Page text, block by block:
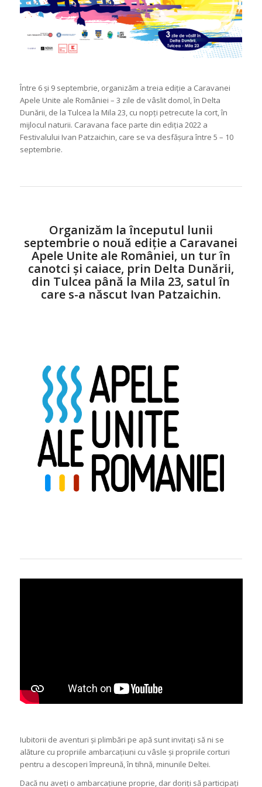
Între 6 și 9 septembrie, organizăm a treia ediție a Caravanei
Apele Unite ale României – 3 zile de vâslit domol, în Delta
Dunării, de la Tulcea la Mila 23, cu nopți petrecute la cort, în
mijlocul naturii. Caravana face parte din ediția 2022 a
Festivalului Ivan Patzaichin, care se va desfășura între 5 – 10
septembrie.
Organizăm la începutul lunii
septembrie o nouă ediție a Caravanei
Apele Unite ale României, un tur în
canotci și caiace, prin Delta Dunării,
din Tulcea până la Mila 23, satul în
care s-a născut Ivan Patzaichin.
Iubitorii de aventuri și plimbări pe apă sunt invitați să ni se
alăture cu propriile ambarcațiuni cu vâsle și propriile corturi
pentru a descoperi împreună, în tihnă, minunile Deltei.
Dacă nu aveți o ambarcațiune proprie, dar doriți să participați